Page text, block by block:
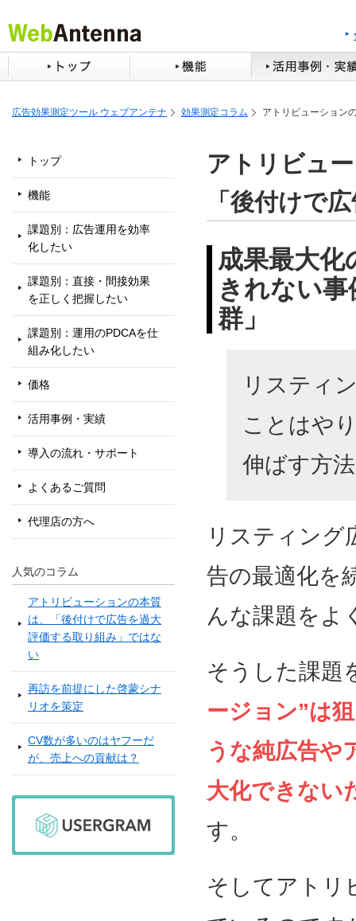
広告効果測定ツール ウェブアンテナ 効果測定コラム アトリビューション
トップ
機能
課題別：広告運用を効率
化したい
課題別：直接・間接効果
を正しく把握したい
課題別：運用のPDCAを仕
組み化したい
価格
活用事例・実績
導入の流れ・サポート
よくあるご質問
代理店の方へ
人気のコラム
アトリビューションの本質
は、「後付けで広告を過大
評価する取り組み」ではな
い
再訪を前提にした啓蒙シナ
リオを策定
CV数が多いのはヤフーだ
が、売上への貢献は？
アトリビュ
「後付けで
成果最大
きれない
群」
リスティ
ことはや
伸ばす方
リスティング
告の最適化を
んな課題をよ
そうした課題
ージョン”は
うな純広告や
大化できない
す。
そしてアトリ